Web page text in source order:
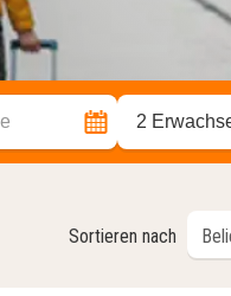
2
Sortieren nach